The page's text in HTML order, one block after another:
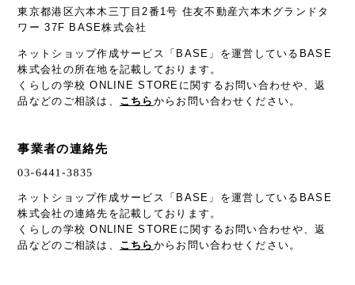
東京都港区六本木三丁目2番1号 住友不動産六本木グランドタ
ワー 37F BASE株式会社
ネットショップ作成サービス「BASE」を運営しているBASE
株式会社の所在地を記載しております。
くらしの学校 ONLINE STOREに関するお問い合わせや、返
品などのご相談は、 こちら からお問い合わせください。
事業者の連絡先
ネットショップ作成サービス「BASE」を運営しているBASE
株式会社の連絡先を記載しております。
くらしの学校 ONLINE STOREに関するお問い合わせや、返
品などのご相談は、 こちら からお問い合わせください。